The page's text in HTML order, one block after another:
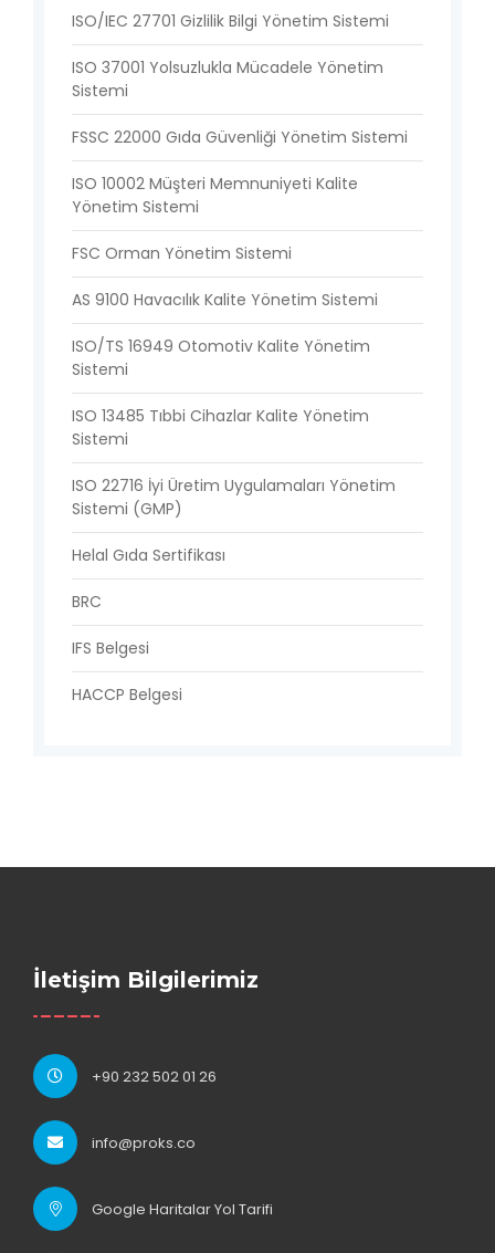
ISO/IEC 27701 Gizlilik Bilgi Yönetim Sistemi
ISO 37001 Yolsuzlukla Mücadele Yönetim
Sistemi
FSSC 22000 Gıda Güvenliği Yönetim Sistemi
ISO 10002 Müşteri Memnuniyeti Kalite
Yönetim Sistemi
FSC Orman Yönetim Sistemi
AS 9100 Havacılık Kalite Yönetim Sistemi
ISO/TS 16949 Otomotiv Kalite Yönetim
Sistemi
ISO 13485 Tıbbi Cihazlar Kalite Yönetim
Sistemi
ISO 22716 İyi Üretim Uygulamaları Yönetim
Sistemi (GMP)
Helal Gıda Sertifikası
BRC
IFS Belgesi
HACCP Belgesi
İletişim Bilgilerimiz
+90 232 502 01 26
info@proks.co
Google Haritalar Yol Tarifi